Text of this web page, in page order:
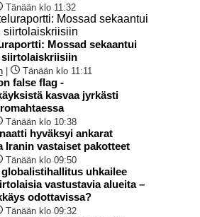
Tänään klo 11:32
Mossad sekaantui
siirtolaiskriisiin
| Tänään klo 11:11
false flag -
kasvaa jyrkästi
Tänään klo 10:38
hyväksyi ankarat
Iranin vastaiset pakotteet
Tänään klo 09:50
globalistihallitus uhkailee
vastustavia alueita –
odottavissa?
Tänään klo 09:32